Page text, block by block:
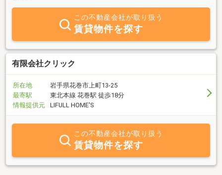
この不動産会社が取り扱う
賃貸物件を探す
有限会社クリック
所在地
岩手県花巻市上町13-25
最寄駅
東北本線 花巻駅 徒歩18分
情報提供元
LIFULL HOME'S
この不動産会社が取り扱う
賃貸物件を探す